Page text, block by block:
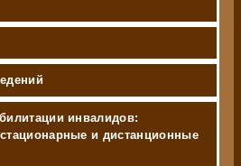
инвалидов:
и дистанционные